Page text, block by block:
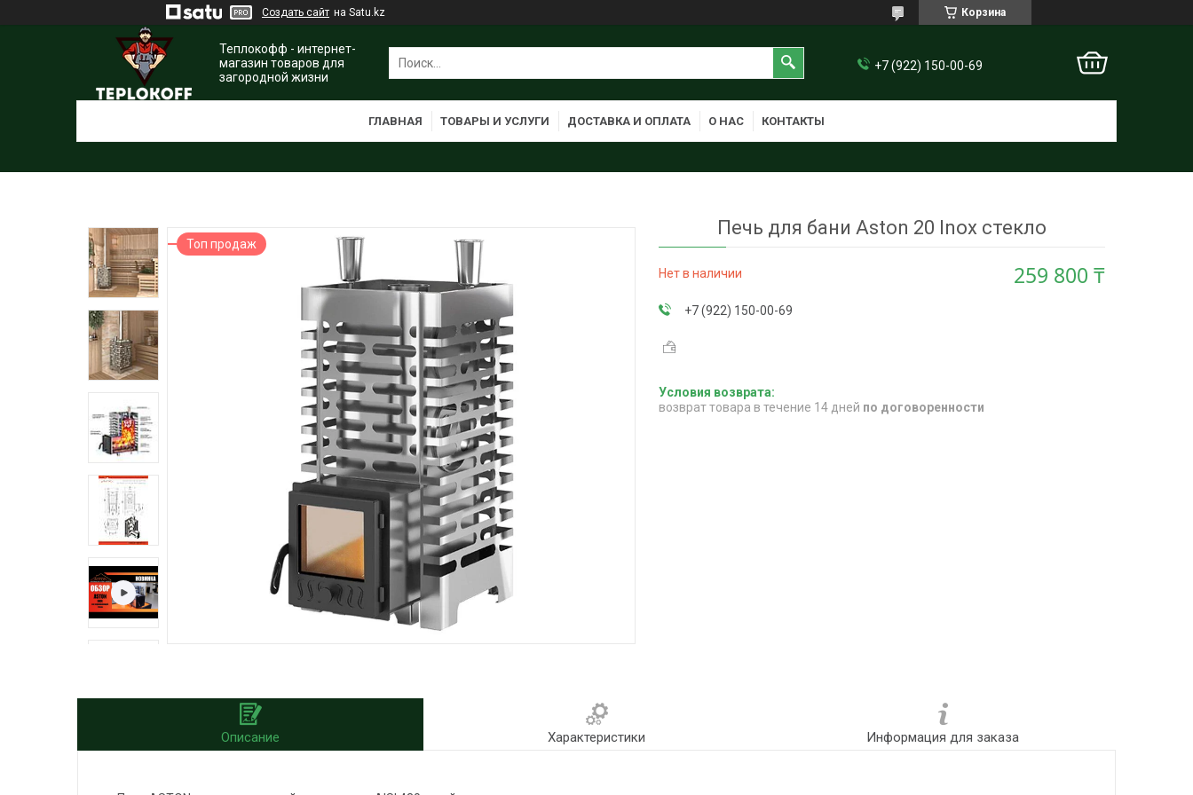
Создать сайт на Satu.kz Корзина
Теплокофф - интернет-
магазин товаров для
загородной жизни
+7 (922) 150-00-69
ГЛАВНАЯ ТОВАРЫ И УСЛУГИ ДОСТАВКА И ОПЛАТА О НАС КОНТАКТЫ
Топ продаж
Печь для бани Aston 20 Inox стекло
Нет в наличии 259 800 ₸
+7 (922) 150-00-69
возврат товара в течение 14 дней по договоренности
Описание Характеристики Информация для заказа